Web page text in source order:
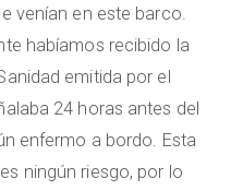
venían en este barco.
habíamos recibido la
emitida por el
24 horas antes del
enfermo a bordo. Esta
ningún riesgo, por lo